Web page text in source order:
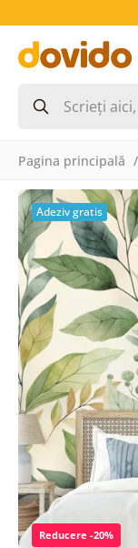
Pagina principală
Reducere -20%
Adeziv gratis